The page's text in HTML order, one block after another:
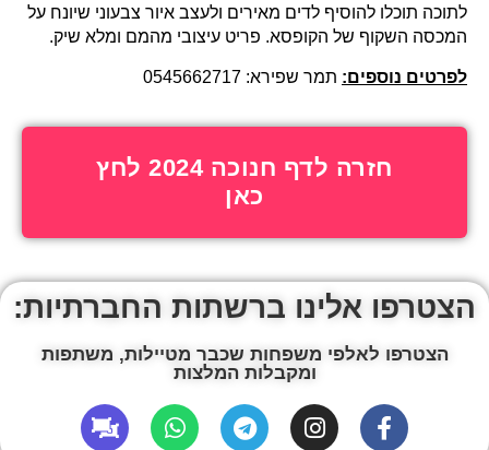
לתוכה תוכלו להוסיף לדים מאירים ולעצב איור צבעוני שיונח על
המכסה השקוף של הקופסא. פריט עיצובי מהמם ומלא שיק.
לפרטים נוספים: תמר שפירא: 0545662717
חזרה לדף חנוכה 2024 לחץ
כאן
הצטרפו אלינו ברשתות החברתיות:
הצטרפו לאלפי משפחות שכבר מטיילות, משתפות
ומקבלות המלצות